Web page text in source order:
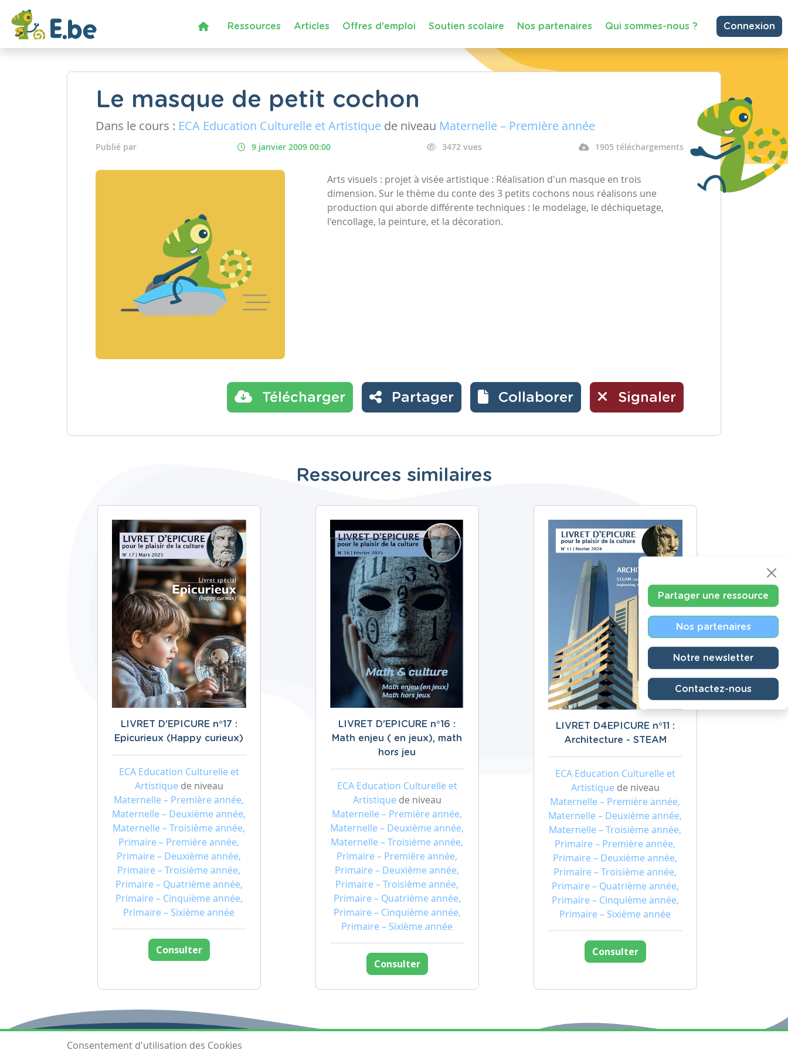
Ressources Articles Offres d'emploi Soutien scolaire Nos partenaires Qui sommes-nous ? Connexion
Le masque de petit cochon
Dans le cours : ECA Education Culturelle et Artistique de niveau Maternelle – Première année
Publié par 9 janvier 2009 00:00 3472 vues 1905 téléchargements
Arts visuels : projet à visée artistique : Réalisation d'un masque en trois
dimension. Sur le thème du conte des 3 petits cochons nous réalisons une
production qui aborde différente techniques : le modelage, le déchiquetage,
l'encollage, la peinture, et la décoration.
Télécharger Partager Collaborer Signaler
Ressources similaires
LIVRET D'EPICURE n°17 :
Epicurieux (Happy curieux)
ECA Education Culturelle et
Artistique de niveau
Maternelle – Première année,
Maternelle – Deuxième année,
Maternelle – Troisième année,
Primaire – Première année,
Primaire – Deuxième année,
Primaire – Troisième année,
Primaire – Quatrième année,
Primaire – Cinquième année,
Primaire – Sixième année
Consulter
LIVRET D'EPICURE n°16 :
Math enjeu ( en jeux), math
hors jeu
ECA Education Culturelle et
Artistique de niveau
Maternelle – Première année,
Maternelle – Deuxième année,
Maternelle – Troisième année,
Primaire – Première année,
Primaire – Deuxième année,
Primaire – Troisième année,
Primaire – Quatrième année,
Primaire – Cinquième année,
Primaire – Sixième année
Consulter
LIVRET D4EPICURE n°11 :
Architecture - STEAM
ECA Education Culturelle et
Artistique de niveau
Maternelle – Première année,
Maternelle – Deuxième année,
Maternelle – Troisième année,
Primaire – Première année,
Primaire – Deuxième année,
Primaire – Troisième année,
Primaire – Quatrième année,
Primaire – Cinquième année,
Primaire – Sixième année
Consulter
Partager une ressource
Nos partenaires
Notre newsletter
Contactez-nous
Consentement d'utilisation des Cookies